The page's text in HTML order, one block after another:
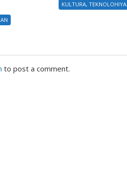
KULTURA, TEKNOLOHIYA
to post a comment.